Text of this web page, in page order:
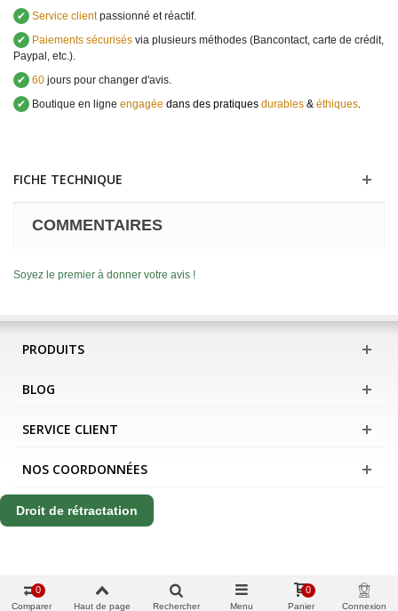
✔ Service clientpassionné et réactif.
✔
Paiements sécurisés via plusieurs méthodes (Bancontact, carte de crédit,
Paypal, etc.).
✔ 60 jours pour changer d'avis.
✔
Boutique en ligne engagée dans des pratiques durables & éthiques.
FICHE TECHNIQUE
COMMENTAIRES
Soyez le premier à donner votre avis !
PRODUITS
BLOG
SERVICE CLIENT
NOS COORDONNÉES
Droit de rétractation
Comparer
0
Haut de page Rechercher Menu Panier
0
Connexion